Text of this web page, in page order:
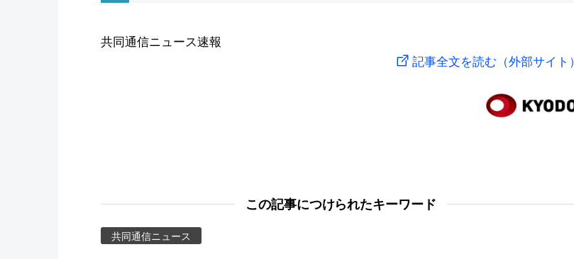
共同通信ニュース速報
記事全文を読む（外部サイト）
この記事につけられたキーワード
共同通信ニュース